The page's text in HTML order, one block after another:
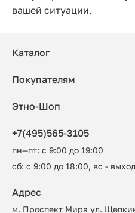
вашей ситуации.
Каталог
Покупателям
Этно-Шоп
+7(495)565-3105
пн—пт: с 9:00 до 19:00
сб: с 9:00 до 18:00, вс -
Адрес
м. Проспект Мира ул.